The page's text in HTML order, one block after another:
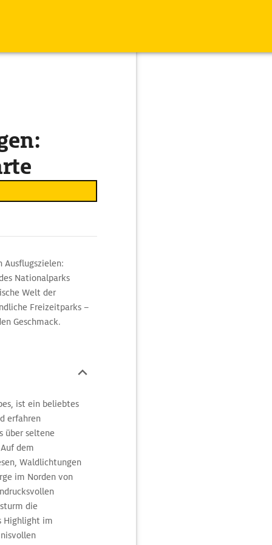
Nationalparks
Welt der
Freizeitparks –
Geschmack.
ist ein beliebtes
erfahren
über seltene
dem
Waldlichtungen
im Norden von
die
Highlight im